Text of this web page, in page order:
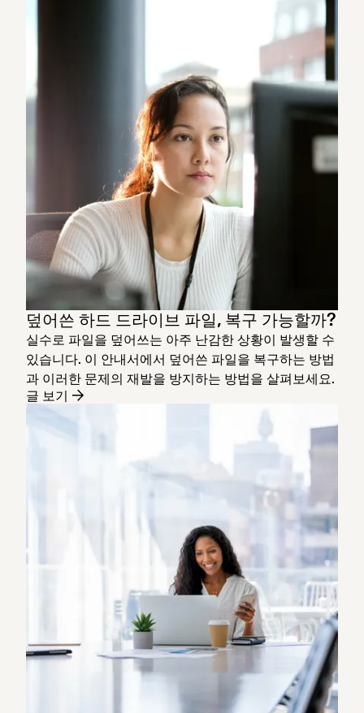
덮어쓴 하드 드라이브 파일, 복구 가능할까?
실수로 파일을 덮어쓰는 아주 난감한 상황이 발생할 수
있습니다. 이 안내서에서 덮어쓴 파일을 복구하는 방법
과 이러한 문제의 재발을 방지하는 방법을 살펴보세요.
글 보기